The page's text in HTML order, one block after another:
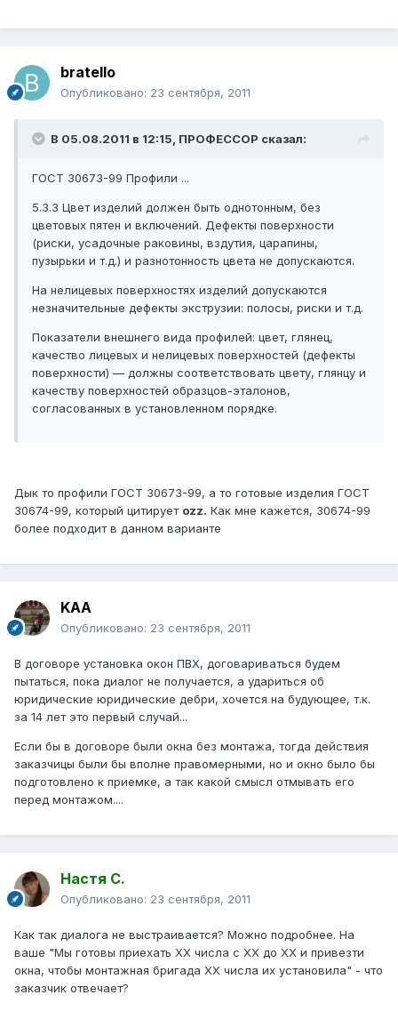
bratello
Опубликовано: 23 сентября, 2011
В 05.08.2011 в 12:15, ПРОФЕССОР сказал:
ГОСТ 30673-99 Профили ...
5.3.3 Цвет изделий должен быть однотонным, без
цветовых пятен и включений. Дефекты поверхности
(риски, усадочные раковины, вздутия, царапины,
пузырьки и т.д.) и разнотонность цвета не допускаются.
На нелицевых поверхностях изделий допускаются
незначительные дефекты экструзии: полосы, риски и т.д.
Показатели внешнего вида профилей: цвет, глянец,
качество лицевых и нелицевых поверхностей (дефекты
поверхности) — должны соответствовать цвету, глянцу и
качеству поверхностей образцов-эталонов,
согласованных в установленном порядке.
Дык то профили ГОСТ 30673-99, а то готовые изделия ГОСТ
30674-99, который цитирует ozz. Как мне кажется, 30674-99
более подходит в данном варианте
KAA
Опубликовано: 23 сентября, 2011
В договоре установка окон ПВХ, договариваться будем
пытаться, пока диалог не получается, а удариться об
юридические юридические дебри, хочется на будующее, т.к.
за 14 лет это первый случай...
Если бы в договоре были окна без монтажа, тогда действия
заказчицы были бы вполне правомерными, но и окно было бы
подготовлено к приемке, а так какой смысл отмывать его
перед монтажом....
Настя С.
Опубликовано: 23 сентября, 2011
Как так диалога не выстраивается? Можно подробнее. На
ваше "Мы готовы приехать ХХ числа с ХХ до ХХ и привезти
окна, чтобы монтажная бригада ХХ числа их установила" - что
заказчик отвечает?